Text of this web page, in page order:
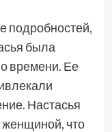
подробностей,
была
времени. Ее
Настасья
женщиной, что